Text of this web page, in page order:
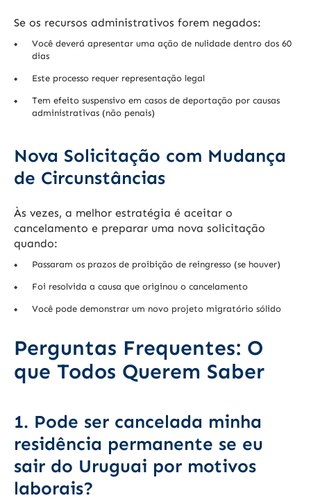
Se os recursos administrativos forem negados:
Você deverá apresentar uma ação de nulidade dentro dos 60
dias
Este processo requer representação legal
Tem efeito suspensivo em casos de deportação por causas
administrativas (não penais)
Nova Solicitação com Mudança
de Circunstâncias
Às vezes, a melhor estratégia é aceitar o
cancelamento e preparar uma nova solicitação
quando:
Passaram os prazos de proibição de reingresso (se houver)
Foi resolvida a causa que originou o cancelamento
Você pode demonstrar um novo projeto migratório sólido
Perguntas Frequentes: O
que Todos Querem Saber
1. Pode ser cancelada minha
residência permanente se eu
sair do Uruguai por motivos
laborais?